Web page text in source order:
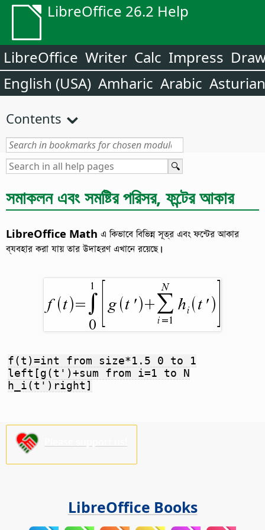
LibreOffice 26.2 Help
LibreOffice Writer Calc Impress
English (USA) Amharic Arabic Asturian
Contents
সমাকলন এবং সমষ্টির পরিসর, ফন্টের আকার
LibreOffice Math এ কিভাবে বিভিন্ন সূত্র এবং ফন্টের আকার
ব্যবহার করা যায় তার উদাহরণ এখানে রয়েছে।
f(t)=int from size*1.5 0 to 1
left[g(t')+sum from i=1 to N
h_i(t')right]
LibreOffice Books